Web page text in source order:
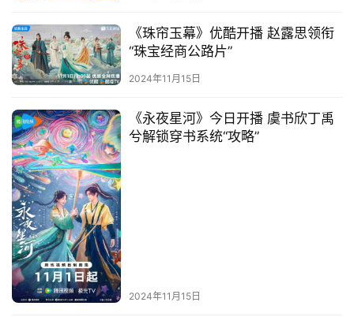
济
金
融
互
联
网
娱
乐
综
艺
房
《珠帘玉幕》优酷开播 赵露思领衔
“珠宝经商公路片”
2024年11月15日
《永夜星河》今日开播 虞书欣丁禹
兮解锁穿书系统“攻略”
2024年11月15日